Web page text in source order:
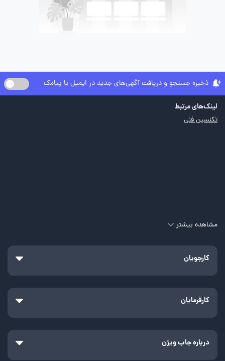
ذخیره جستجو و دریافت آگهی‌های جدید در ایمیل یا پیامک
لینک‌های مرتبط
تکنسین فنی
مشاهده بیشتر
کارجویان
کارفرمایان
درباره جاب ویژن